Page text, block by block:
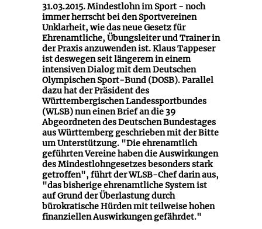
31.03.2015. Mindestlohn im Sport - noch
immer herrscht bei den Sportvereinen
Unklarheit, wie das neue Gesetz für
Ehrenamtliche, Übungsleiter und Trainer in
der Praxis anzuwenden ist. Klaus Tappeser
ist deswegen seit längerem in einem
intensiven Dialog mit dem Deutschen
Olympischen Sport-Bund (DOSB). Parallel
dazu hat der Präsident des
Württembergischen Landessportbundes
(WLSB) nun einen Brief an die 39
Abgeordneten des Deutschen Bundestages
aus Württemberg geschrieben mit der Bitte
um Unterstützung. "Die ehrenamtlich
geführten Vereine haben die Auswirkungen
des Mindestlohngesetzes besonders stark
getroffen", führt der WLSB-Chef darin aus,
"das bisherige ehrenamtliche System ist
auf Grund der Überlastung durch
bürokratische Hürden mit teilweise hohen
finanziellen Auswirkungen gefährdet."